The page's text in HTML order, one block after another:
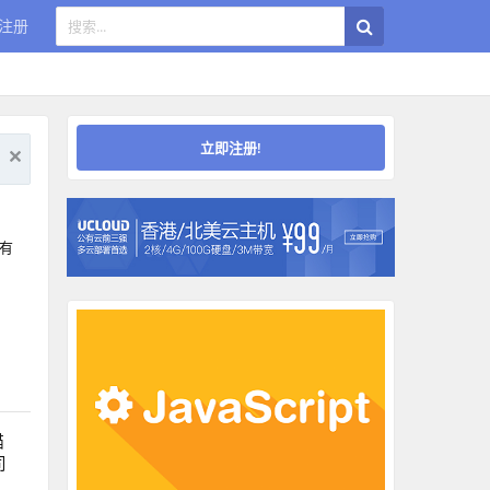
册
立即注册!